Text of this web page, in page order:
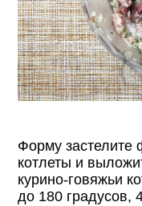
Форму
котлеты и
курино-говяжьи
до 180 градусов,